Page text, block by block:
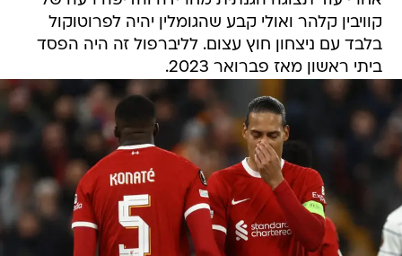
קוויבין קלהר ואולי קבע שהגומלין יהיה לפרוטוקול
בלבד עם ניצחון חוץ עצום. לליברפול זה היה הפסד
ביתי ראשון מאז פברואר 2023.